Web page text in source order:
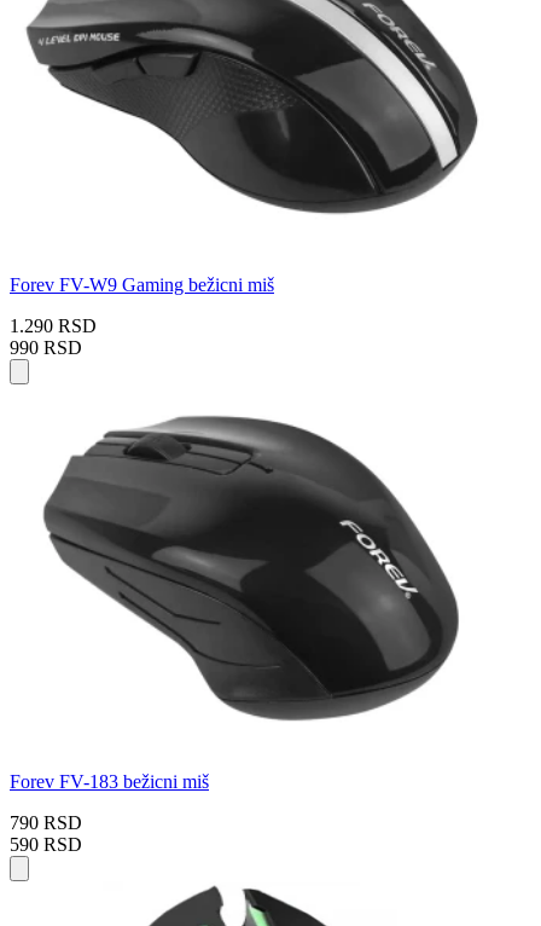
Forev FV-W9 Gaming bežicni miš
1.290 RSD
990 RSD
Forev FV-183 bežicni miš
790 RSD
590 RSD